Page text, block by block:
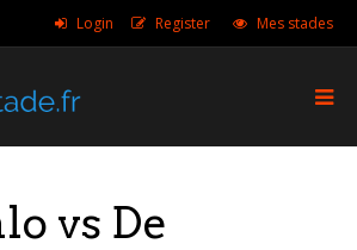
Login Register Mes stades
vs De